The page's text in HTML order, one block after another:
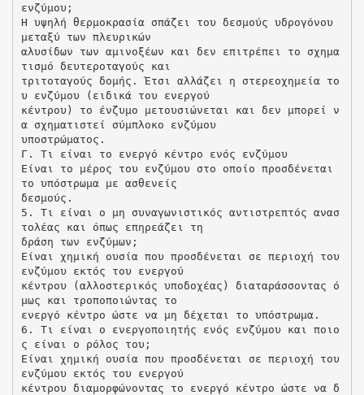
ενζύμου;
Η υψηλή θερμοκρασία σπάζει του δεσμούς υδρογόνου
μεταξύ των πλευρικών
αλυσίδων των αμινοξέων και δεν επιτρέπει το σχημα
τισμό δευτεροταγούς και
τριτοταγούς δομής. Έτσι αλλάζει η στερεοχημεία το
υ ενζύμου (ειδικά του ενεργού
κέντρου) το ένζυμο μετουσιώνεται και δεν μπορεί ν
α σχηματιστεί σύμπλοκο ενζύμου
υποστρώματος.
Γ. Τι είναι το ενεργό κέντρο ενός ενζύμου
Είναι το μέρος του ενζύμου στο οποίο προσδένεται
το υπόστρωμα με ασθενείς
δεσμούς.
5. Τι είναι ο μη συναγωνιστικός αντιστρεπτός ανασ
τολέας και όπως επηρεάζει τη
δράση των ενζύμων;
Είναι χημική ουσία που προσδένεται σε περιοχή του
ενζύμου εκτός του ενεργού
κέντρου (αλλοστερικός υποδοχέας) διαταράσσοντας ό
μως και τροποποιώντας το
ενεργό κέντρο ώστε να μη δέχεται το υπόστρωμα.
6. Τι είναι ο ενεργοποιητής ενός ενζύμου και ποιο
ς είναι ο ρόλος του;
Είναι χημική ουσία που προσδένεται σε περιοχή του
ενζύμου εκτός του ενεργού
κέντρου διαμορφώνοντας το ενεργό κέντρο ώστε να δ